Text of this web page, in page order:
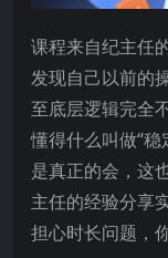
课程来自纪主任
发现自己以前的
至底层逻辑完全
懂得什么叫做“稳
是真正的会，这
主任的经验分享
担心时长问题，